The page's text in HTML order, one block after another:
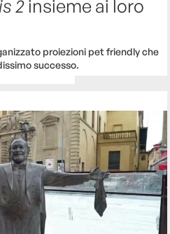
2insieme ai loro
proiezioni pet friendly che
successo.